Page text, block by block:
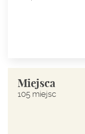
Miejsca
105 miejsc